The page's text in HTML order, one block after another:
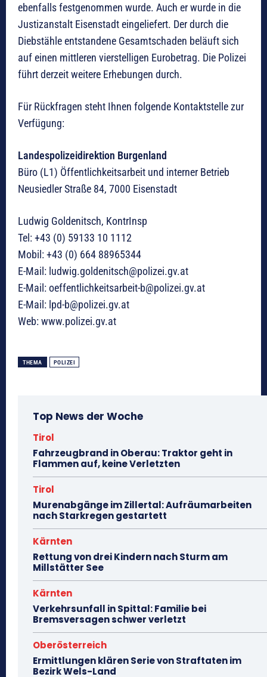
ebenfalls festgenommen wurde. Auch er wurde in die
Justizanstalt Eisenstadt eingeliefert. Der durch die
Diebstähle entstandene Gesamtschaden beläuft sich
auf einen mittleren vierstelligen Eurobetrag. Die Polizei
führt derzeit weitere Erhebungen durch.
Für Rückfragen steht Ihnen folgende Kontaktstelle zur
Verfügung:
Landespolizeidirektion Burgenland
Büro (L1) Öffentlichkeitsarbeit und interner Betrieb
Neusiedler Straße 84, 7000 Eisenstadt
Ludwig Goldenitsch, KontrInsp
Tel: +43 (0) 59133 10 1112
Mobil: +43 (0) 664 88965344
E-Mail: ludwig.goldenitsch@polizei.gv.at
E-Mail: oeffentlichkeitsarbeit-b@polizei.gv.at
E-Mail: lpd-b@polizei.gv.at
Web: www.polizei.gv.at
THEMA POLIZEI
Top News der Woche
Tirol
Fahrzeugbrand in Oberau: Traktor geht in
Flammen auf, keine Verletzten
Tirol
Murenabgänge im Zillertal: Aufräumarbeiten
nach Starkregen gestartett
Kärnten
Rettung von drei Kindern nach Sturm am
Millstätter See
Kärnten
Verkehrsunfall in Spittal: Familie bei
Bremsversagen schwer verletzt
Oberösterreich
Ermittlungen klären Serie von Straftaten im
Bezirk Wels-Land